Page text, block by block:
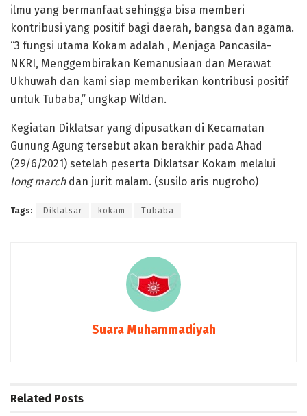
ilmu yang bermanfaat sehingga bisa memberi
kontribusi yang positif bagi daerah, bangsa dan agama.
“3 fungsi utama Kokam adalah , Menjaga Pancasila-
NKRI, Menggembirakan Kemanusiaan dan Merawat
Ukhuwah dan kami siap memberikan kontribusi positif
untuk Tubaba,” ungkap Wildan.
Kegiatan Diklatsar yang dipusatkan di Kecamatan
Gunung Agung tersebut akan berakhir pada Ahad
(29/6/2021) setelah peserta Diklatsar Kokam melalui
long marchdan jurit malam. (susilo aris nugroho)
Tags: Diklatsar kokam Tubaba
Suara Muhammadiyah
Related Posts